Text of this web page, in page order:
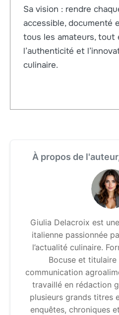
Sa vision : rendre
accessible, documenté
tous les amateurs, tout
l’authenticité et
culinaire.
À propos de
Giulia Delacroix est
italienne passionnée
l’actualité culinaire.
Bocuse et titulaire
communication
travaillé en rédaction
plusieurs grands titres
enquêtes, chroniques